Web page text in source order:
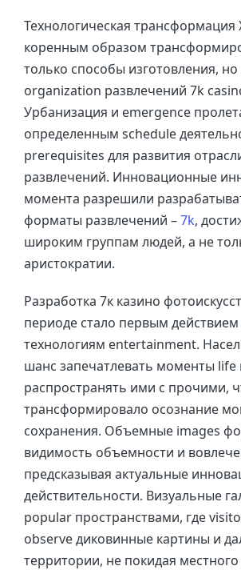
Технологическая трансформация
коренным образом
только способы изготовления,
organization развлечений 7k
Урбанизация и emergence
определенным schedule
prerequisites для развития
развлечений. Инновационные
момента разрешили
форматы развлечений –7k,
широким группам людей, а не
аристократии.
Разработка 7к казино
периоде стало первым
технологиям entertainment.
шанс запечатлевать моменты life
распространять ими с прочими,
трансформировало осознание
сохранения. Объемные images
видимость объемности и
предсказывая актуальные
действительности. Визуальные
popular пространствами, где
observe диковинные картины и
территории, не покидая местного